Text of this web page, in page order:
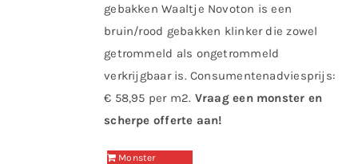
gebakken Waaltje Novoton is een
bruin/rood gebakken klinker die zowel
getrommeld als ongetrommeld
verkrijgbaar is. Consumentenadviesprijs:
€ 58,95 per m2. Vraag een monster en
scherpe offerte aan!
Monster